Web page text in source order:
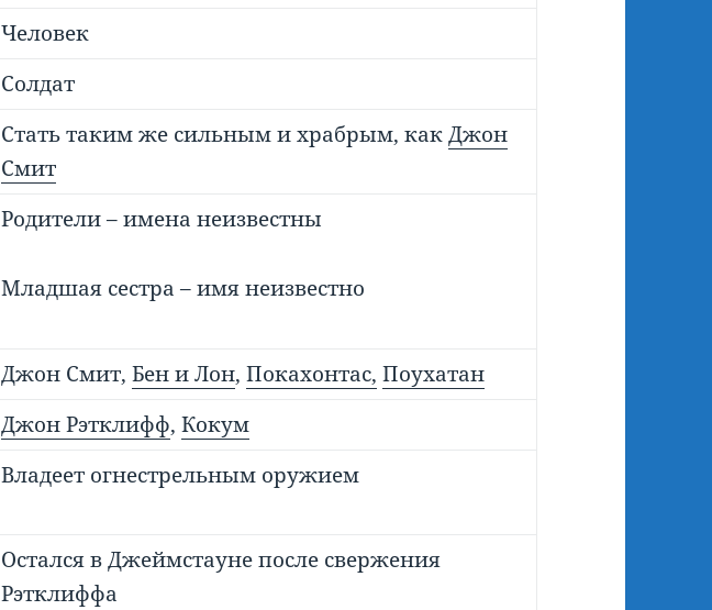
Человек
Солдат
Стать таким же сильным и храбрым, какДжон
Смит
Родители – имена неизвестны
Младшая сестра – имя неизвестно
Джон Смит, Бен и Лон, Покахонтас, Поухатан
Джон Рэтклифф, Кокум
Владеет огнестрельным оружием
Остался в Джеймстауне после свержения
Рэтклиффа